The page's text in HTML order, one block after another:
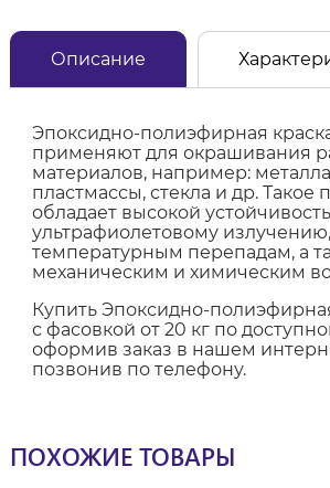
Описание
Эпоксидно-полиэфирная
применяют для окрашивания
материалов, например:
пластмассы, стекла и др. Такое
обладает высокой
ультрафиолетовому излучению,
температурным перепадам, а
механическим и химическим
Купить Эпоксидно-
с фасовкой от 20 кг по
оформив заказ в нашем
позвонив по телефону.
ПОХОЖИЕ ТОВАРЫ